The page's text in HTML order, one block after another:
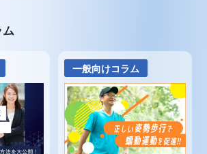
一般向けコラム